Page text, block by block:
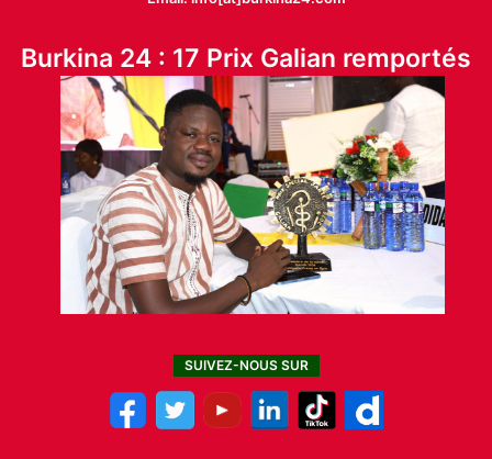
Burkina 24 : 17 Prix Galian remportés
SUIVEZ-NOUS SUR